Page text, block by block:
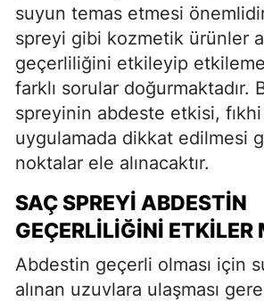
suyun temas etmesi
spreyi gibi kozmetik ürünler
geçerliliğini etkileyip
farklı sorular doğurmaktadır.
spreyinin abdeste etkisi,
uygulamada dikkat edilmesi
noktalar ele alınacaktır.
SAÇ SPREYI ABDESTIN
GEÇERLILIĞINI ETKILER
Abdestin geçerli olması için
alınan uzuvlara ulaşması